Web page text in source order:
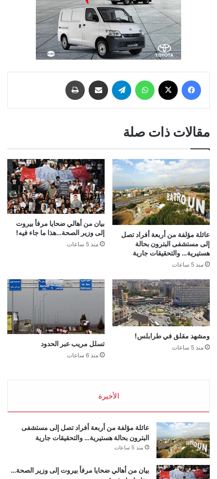
فيسبوك واتساب تيلقرام مشاركة عبر البريد
مقالات ذات صلة
عائلة مؤلفة من أربعة أفراد تصل
إلى مستشفى البترون بحالة
هستيرية… والتحقيقات جارية
منذ 5 ساعات
بيان من أهالي ضحايا مرفأ بيروت
إلى وزير الصحة…هذا ما جاء فيه!
منذ 5 ساعات
ومشهد مقلق في طرابلس!
منذ 5 ساعات تسلل مريب عبر الحدود
منذ 6 ساعات
الأخيرة
عائلة مؤلفة من أربعة أفراد تصل إلى مستشفى
البترون بحالة هستيرية… والتحقيقات جارية
منذ 5 ساعات
بيان من أهالي ضحايا مرفأ بيروت إلى وزير الصحة…